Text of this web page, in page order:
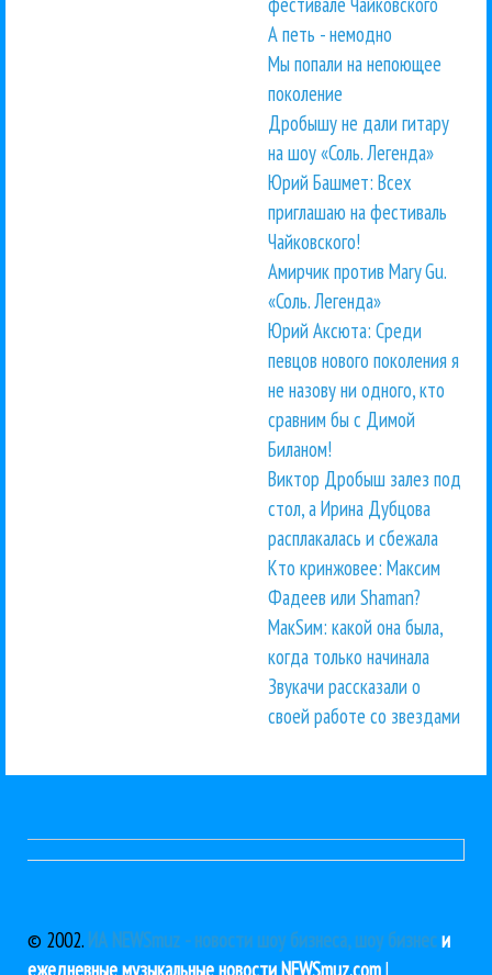
А петь - немодно
Мы попали на непоющее
поколение
Дробышу не дали гитару
на шоу «Соль. Легенда»
Юрий Башмет: Всех
приглашаю на фестиваль
Чайковского!
Амирчик против Mary Gu.
«Соль. Легенда»
Юрий Аксюта: Среди
певцов нового поколения я
не назову ни одного, кто
сравним бы с Димой
Биланом!
Виктор Дробыш залез под
стол, а Ирина Дубцова
расплакалась и сбежала
Кто кринжовее: Максим
Фадеев или Shaman?
МакSим: какой она была,
когда только начинала
Звукачи рассказали о
своей работе со звездами
© 2002. ИА NEWSmuz - новости шоу бизнеса, шоу бизнеси
ежедневные музыкальные новости NEWSmuz.com|